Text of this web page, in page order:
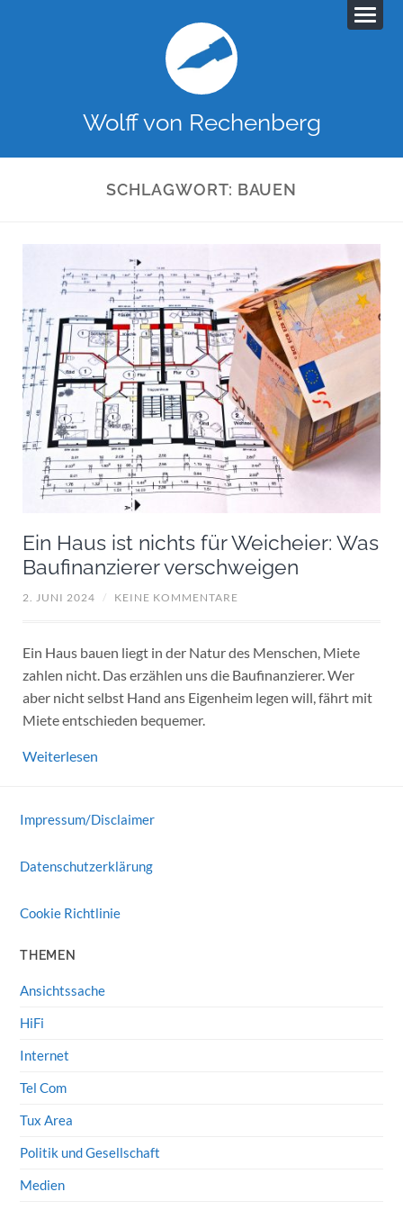
Wolff von Rechenberg
SCHLAGWORT: BAUEN
Ein Haus ist nichts für Weicheier: Was
Baufinanzierer verschweigen
2. JUNI 2024 / KEINE KOMMENTARE
Ein Haus bauen liegt in der Natur des Menschen, Miete
zahlen nicht. Das erzählen uns die Baufinanzierer. Wer
aber nicht selbst Hand ans Eigenheim legen will, fährt mit
Miete entschieden bequemer.
Weiterlesen
Impressum/Disclaimer
Datenschutzerklärung
Cookie Richtlinie
THEMEN
Ansichtssache
HiFi
Internet
Tel Com
Tux Area
Politik und Gesellschaft
Medien